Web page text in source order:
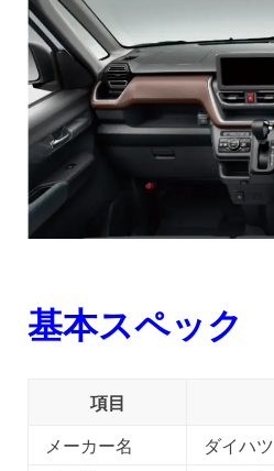
基本スペック
項目
メーカー名
ダイハツ